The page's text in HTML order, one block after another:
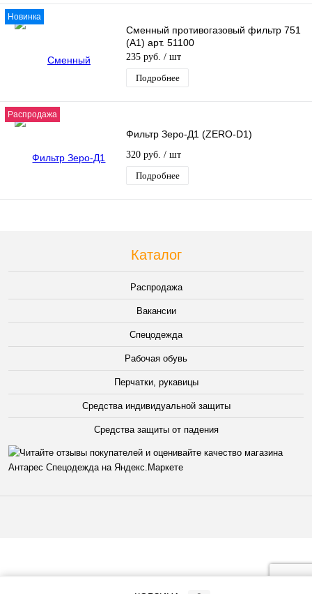
Новинка
Сменный противогазовый фильтр 751
(А1) арт. 51100
235 руб. / шт
Подробнее
Распродажа
Фильтр Зеро-Д1 (ZERO-D1)
320 руб. / шт
Подробнее
Каталог
Распродажа
Вакансии
Спецодежда
Рабочая обувь
Перчатки, рукавицы
Средства индивидуальной защиты
Средства защиты от падения